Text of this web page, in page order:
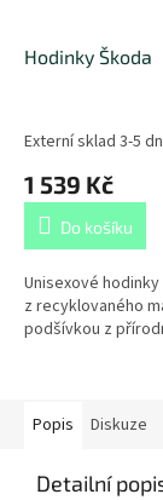
Hodinky Škoda
Externí sklad 3-5
1 539 Kč
Do košíku
Unisexové
z recyklovaného
podšívkou z
Popis Diskuze
Detailní